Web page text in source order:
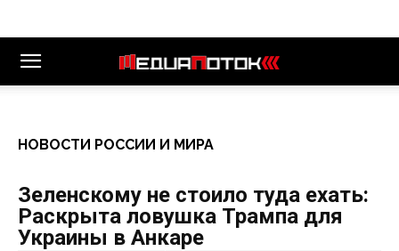
НОВОСТИ РОССИИ И МИРА
Зеленскому не стоило туда ехать:
Раскрыта ловушка Трампа для
Украины в Анкаре